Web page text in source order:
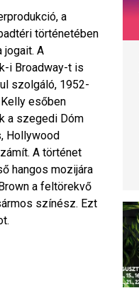
a
történetében
jogait. A
i Broadway-t is
szolgáló, 1952-
esőben
a szegedi Dóm
Hollywood
A történet
hangos mozijára
a feltörekvő
színész. Ezt